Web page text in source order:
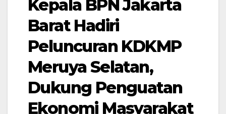
Kepala BPN Jakarta
Barat Hadiri
Peluncuran KDKMP
Meruya Selatan,
Dukung Penguatan
Ekonomi Masyarakat